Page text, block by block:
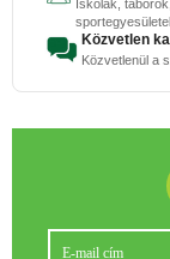
Iskolák, táborok,
Közvetlen
Közvetlenül a